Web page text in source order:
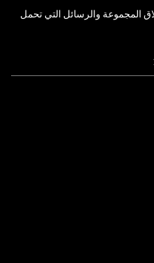
المجموعة والرسائل التي تحمل